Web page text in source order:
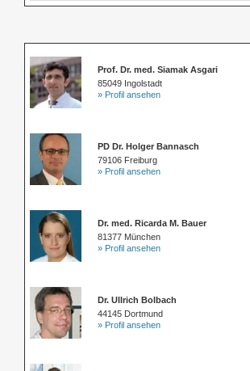
Prof. Dr. med. Siamak Asgari
85049 Ingolstadt
» Profil ansehen
PD Dr. Holger Bannasch
79106 Freiburg
» Profil ansehen
Dr. med. Ricarda M. Bauer
81377 München
» Profil ansehen
Dr. Ullrich Bolbach
44145 Dortmund
» Profil ansehen